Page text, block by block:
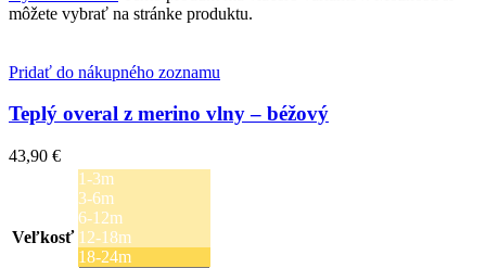
môžete vybrať na stránke produktu.
Pridať do nákupného zoznamu
Teplý overal z merino vlny – béžový
43,90 €
Veľkosť
1-3m
3-6m
6-12m
12-18m
18-24m